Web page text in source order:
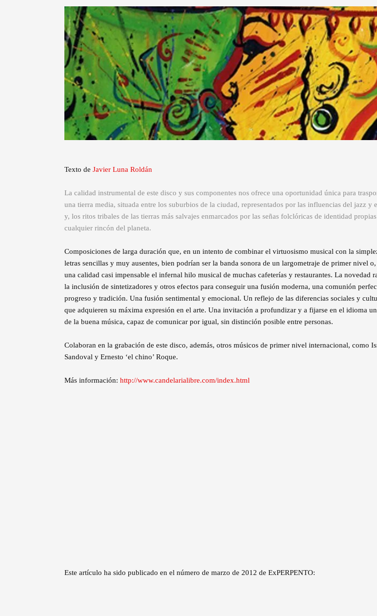
Texto de Javier Luna Roldán
La calidad instrumental de este disco y sus componentes nos ofrece una oportunidad única para
una tierra media, situada entre los suburbios de la ciudad, representados por las influencias del jazz y
y, los ritos tribales de las tierras más salvajes enmarcados por las señas folclóricas de identidad
cualquier rincón del planeta.
Composiciones de larga duración que, en un intento de combinar el virtuosismo musical con la
letras sencillas y muy ausentes, bien podrían ser la banda sonora de un largometraje de primer nivel
una calidad casi impensable el infernal hilo musical de muchas cafeterías y restaurantes. La novedad
la inclusión de sintetizadores y otros efectos para conseguir una fusión moderna, una comunión
progreso y tradición. Una fusión sentimental y emocional. Un reflejo de las diferencias sociales y
que adquieren su máxima expresión en el arte. Una invitación a profundizar y a fijarse en el idioma
de la buena música, capaz de comunicar por igual, sin distinción posible entre personas.
Colaboran en la grabación de este disco, además, otros músicos de primer nivel internacional, como
Sandoval y Ernesto ‘el chino’ Roque.
Más información: http://www.candelarialibre.com/index.html
Este artículo ha sido publicado en el número de marzo de 2012 de ExPERPENTO: